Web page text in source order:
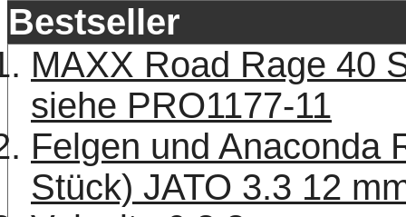
Bestseller
MAXX Road Rage 40
siehe PRO1177-11
Felgen und Anaconda
Stück) JATO 3.3 12